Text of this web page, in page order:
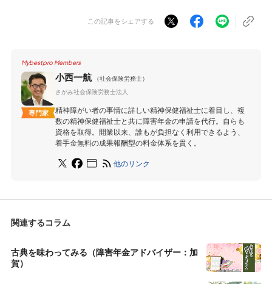
この記事をシェアする
Mybestpro Members
専門家
小西一航
（社会保険労務士）
さがみ社会保険労務士法人
精神障がい者の事情に詳しい精神保健福祉士に着目し、複
数の精神保健福祉士と共に障害年金の申請を代行。自らも
資格を取得。開業以来、誰もが負担なく利用できるよう、
着手金無料の成果報酬型の料金体系を貫く。
他のリンク
関連するコラム
古典を味わってみる（障害年金アドバイザー：加
賀）